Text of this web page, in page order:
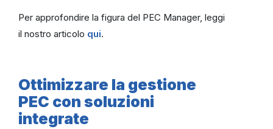
Per approfondire la figura del PEC Manager, leggi
il nostro articolo qui.
Ottimizzare la gestione
PEC con soluzioni
integrate